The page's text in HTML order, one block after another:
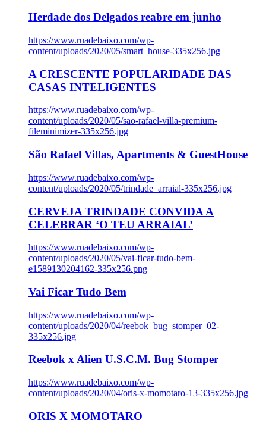
Herdade dos Delgados reabre em junho
https://www.ruadebaixo.com/wp-
content/uploads/2020/05/smart_house-335x256.jpg
A CRESCENTE POPULARIDADE DAS
CASAS INTELIGENTES
https://www.ruadebaixo.com/wp-
content/uploads/2020/05/sao-rafael-villa-premium-
fileminimizer-335x256.jpg
São Rafael Villas, Apartments & GuestHouse
https://www.ruadebaixo.com/wp-
content/uploads/2020/05/trindade_arraial-335x256.jpg
CERVEJA TRINDADE CONVIDA A
CELEBRAR ‘O TEU ARRAIAL’
https://www.ruadebaixo.com/wp-
content/uploads/2020/05/vai-ficar-tudo-bem-
e1589130204162-335x256.png
Vai Ficar Tudo Bem
https://www.ruadebaixo.com/wp-
content/uploads/2020/04/reebok_bug_stomper_02-
335x256.jpg
Reebok x Alien U.S.C.M. Bug Stomper
https://www.ruadebaixo.com/wp-
content/uploads/2020/04/oris-x-momotaro-13-335x256.jpg
ORIS X MOMOTARO